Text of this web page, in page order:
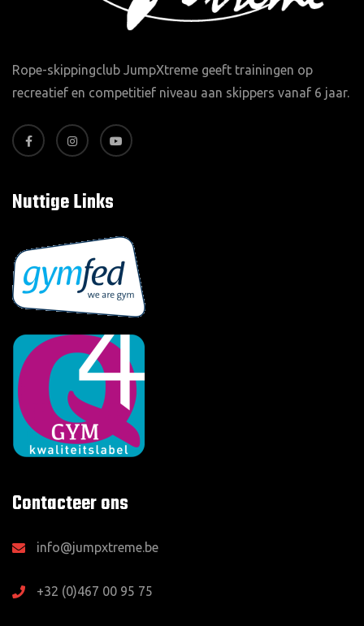
Rope-skippingclub JumpXtreme geeft trainingen op
recreatief en competitief niveau aan skippers vanaf 6 jaar.
Nuttige Links
Contacteer ons
info@jumpxtreme.be
+32 (0)467 00 95 75